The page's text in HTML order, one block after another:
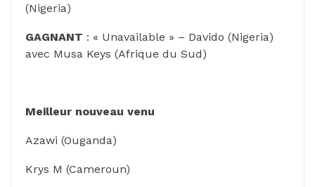
(Nigeria)
GAGNANT : « Unavailable » – Davido (Nigeria)
avec Musa Keys (Afrique du Sud)
Meilleur nouveau venu
Azawi (Ouganda)
Krys M (Cameroun)